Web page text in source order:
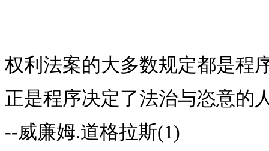
权利法案的大多数规定都是程
正是程序决定了法治与恣意的
--威廉姆.道格拉斯(1)